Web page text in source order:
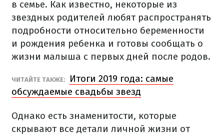
в семье. Как известно, некоторые из
звездных родителей любят распространять
подробности относительно беременности
и рождения ребенка и готовы сообщать о
жизни малыша с первых дней после родов.
ЧИТАЙТЕ ТАКЖЕ:
Итоги 2019 года: самые
обсуждаемые свадьбы звезд
Однако есть знаменитости, которые
скрывают все детали личной жизни от